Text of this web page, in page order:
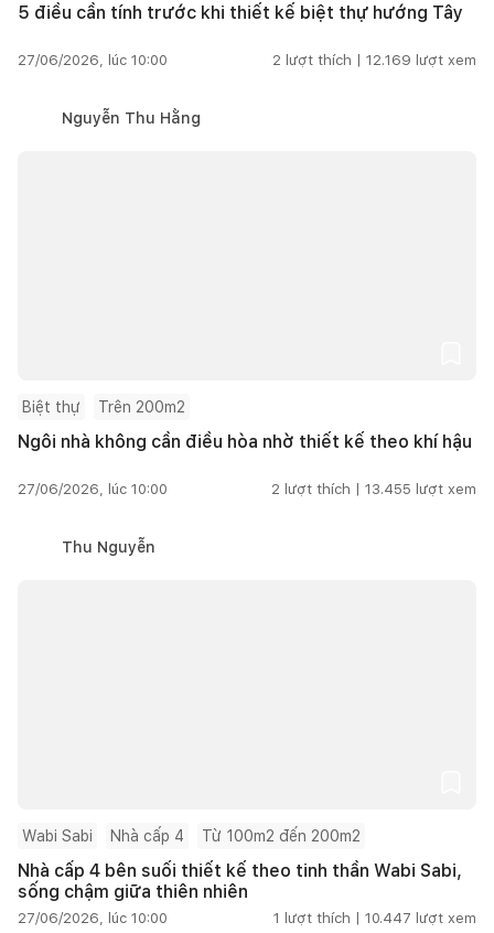
5 điều cần tính trước khi thiết kế biệt thự hướng Tây
27/06/2026, lúc 10:00 2 lượt thích | 12.169 lượt xem
Nguyễn Thu Hằng
Biệt thự Trên 200m2
Ngôi nhà không cần điều hòa nhờ thiết kế theo khí hậu
27/06/2026, lúc 10:00 2 lượt thích | 13.455 lượt xem
Thu Nguyễn
Wabi Sabi Nhà cấp 4 Từ 100m2 đến 200m2
Nhà cấp 4 bên suối thiết kế theo tinh thần Wabi Sabi,
sống chậm giữa thiên nhiên
27/06/2026, lúc 10:00 1 lượt thích | 10.447 lượt xem